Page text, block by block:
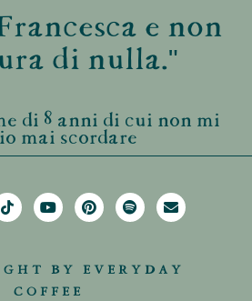
e non
di nulla."
di 8 anni di cui non mi
mai scordare
BY EVERYDAY
COFFEE